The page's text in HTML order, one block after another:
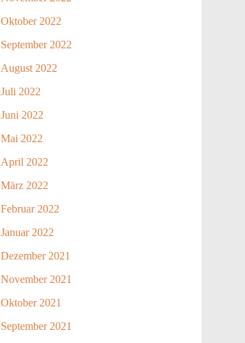
Oktober 2022
September 2022
August 2022
Juli 2022
Juni 2022
Mai 2022
April 2022
März 2022
Februar 2022
Januar 2022
Dezember 2021
November 2021
Oktober 2021
September 2021